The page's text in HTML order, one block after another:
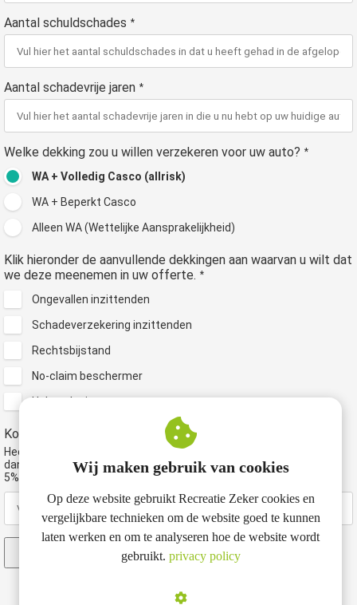
Aantal schuldschades *
Aantal schadevrije jaren *
Welke dekking zou u willen verzekeren voor uw auto? *
WA + Volledig Casco (allrisk)
WA + Beperkt Casco
Alleen WA (Wettelijke Aansprakelijkheid)
Klik hieronder de aanvullende dekkingen aan waarvan u wilt dat
we deze meenemen in uw offerte. *
Ongevallen inzittenden
Schadeverzekering inzittenden
Rechtsbijstand
No-claim beschermer
Hulpverlening
Kortingscode autoverzekering
Heeft u reeds een andere recreatieverzekering bij ons lopen? Vul
dan hieronder het polisnummer van deze verzekering in en u krijgt
5% korting op de premie van uw autoverzekering.
Wij maken gebruik van cookies
Op deze website gebruikt Recreatie Zeker cookies en
vergelijkbare technieken om de website goed te kunnen
laten werken en om te analyseren hoe de website wordt
gebruikt. privacy policy